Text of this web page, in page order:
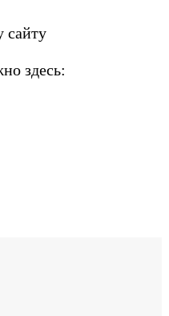
сайту
здесь: